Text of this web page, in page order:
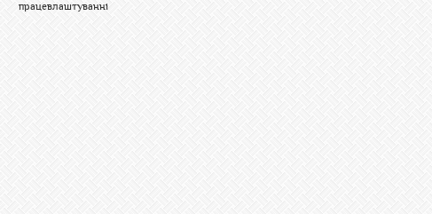
працевлаштуванні